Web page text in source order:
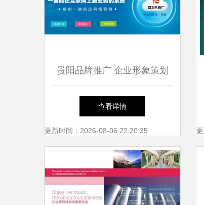
贵阳品牌推广 企业形象策划
与品牌推广服务指南
查看详情
更新时间：2026-08-06 22:20:35